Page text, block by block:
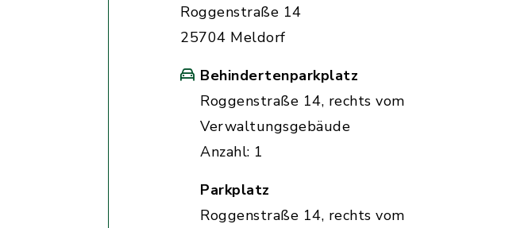
Roggenstraße 14
25704 Meldorf
Behindertenparkplatz
Roggenstraße 14, rechts vom
Verwaltungsgebäude
Anzahl: 1
Parkplatz
Roggenstraße 14, rechts vom